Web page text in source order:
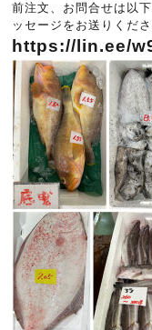
前注文、お問合せは以
ッセージをお送りくだ
https://lin.ee/